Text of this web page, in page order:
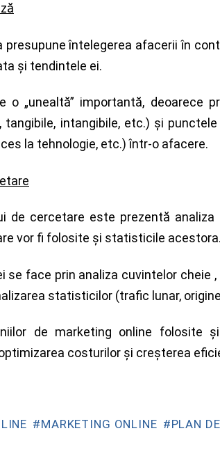
presupune întelegerea afacerii în
şi tendintele ei.
o „unealtă” importantă, deoarece
tangibile, intangibile, etc.) şi
la tehnologie, etc.) într-o afacere.
de cercetare este prezentă
vor fi folosite şi statisticile acestora.
se face prin analiza cuvintelor cheie
statisticilor (trafic lunar,
de marketing online folosite
costurilor şi creşterea
MARKETING ONLINE PLAN